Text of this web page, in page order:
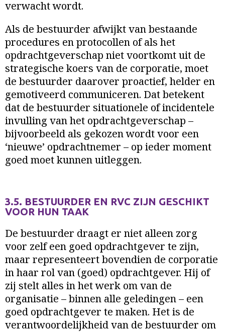
verwacht wordt.
Als de bestuurder afwijkt van bestaande
procedures en protocollen of als het
opdrachtgeverschap niet voortkomt uit de
strategische koers van de corporatie, moet
de bestuurder daarover proactief, helder en
gemotiveerd communiceren. Dat betekent
dat de bestuurder situationele of incidentele
invulling van het opdrachtgeverschap –
bijvoorbeeld als gekozen wordt voor een
‘nieuwe’ opdrachtnemer – op ieder moment
goed moet kunnen uitleggen.
3.5. BESTUURDER EN RVC ZIJN GESCHIKT
VOOR HUN TAAK
De bestuurder draagt er niet alleen zorg
voor zelf een goed opdrachtgever te zijn,
maar representeert bovendien de corporatie
in haar rol van (goed) opdrachtgever. Hij of
zij stelt alles in het werk om van de
organisatie – binnen alle geledingen – een
goed opdrachtgever te maken. Het is de
verantwoordelijkheid van de bestuurder om